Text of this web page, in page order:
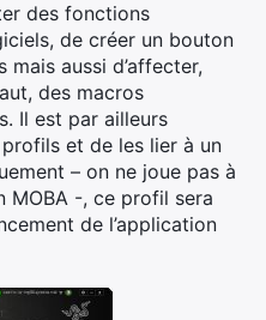
des fonctions
de créer un bouton
mais aussi d’affecter,
des macros
Il est par ailleurs
et de les lier à un
– on ne joue pas à
MOBA -, ce profil sera
de l’application